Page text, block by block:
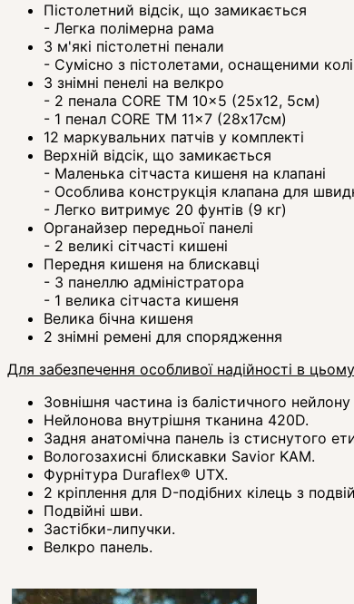
Пістолетний відсік, що замикається
- Легка полімерна рама
3 м'які пістолетні пенали
- Сумісно з пістолетами, оснащеними
3 знімні пенелі на велкро
- 2 пенала CORE TM 10x5 (25х12, 5см)
- 1 пенал CORE TM 11x7 (28х17см)
12 маркувальних патчів у комплекті
Верхній відсік, що замикається
- Маленька сітчаста кишеня на клапані
- Особлива конструкція клапана для
- Легко витримує 20 фунтів (9 кг)
Органайзер передньої панелі
- 2 великі сітчасті кишені
Передня кишеня на блискавці
- З панеллю адміністратора
- 1 велика сітчаста кишеня
Велика бічна кишеня
2 знімні ремені для спорядження
Для забезпечення особливої ​​надійності в
Зовнішня частина із балістичного
Нейлонова внутрішня тканина 420D.
Задня анатомічна панель із стиснутого
Вологозахисні блискавки Savior KAM.
Фурнітура Duraflex® UTX.
2 кріплення для D-подібних кілець з
Подвійні шви.
Застібки-липучки.
Велкро панель.